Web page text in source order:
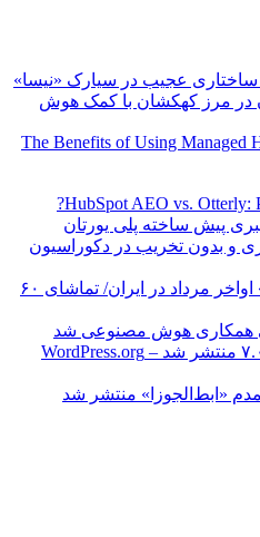
عجیب در سیارک «نیسا»
در مرز کهکشان با کمک هوش
The Benefits of Using Managed
HubSpot AEO vs. Otterly:
پیش ساخته پلی یورتان
و بدون تخریب در دکوراسیون
«بارش شهابی برساوشی» اواخر مرداد در ایران/ تماشای ۶۰
همکاری هوش مصنوعی شد
وردپرس فارسی نگارش ۷.۰ منتشر شد – WordPress.org
«ابط‌الجوزا» منتشر شد